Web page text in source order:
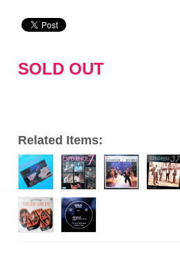
プ
ヤ
SOLD OUT
Related Items: